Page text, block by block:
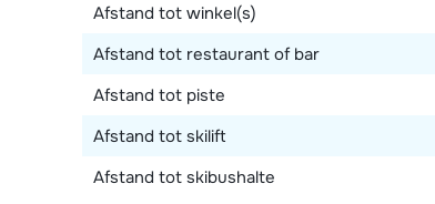
Afstand tot winkel(s)
Afstand tot restaurant of bar
Afstand tot piste
Afstand tot skilift
Afstand tot skibushalte